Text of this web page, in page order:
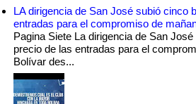
LA dirigencia de San José subió cinco
entradas para el compromiso de
Pagina Siete La dirigencia de San
precio de las entradas para el
Bolívar des...